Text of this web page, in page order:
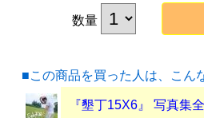
数量
■この商品を買った人は、こん
『墾丁15X6』 写真集